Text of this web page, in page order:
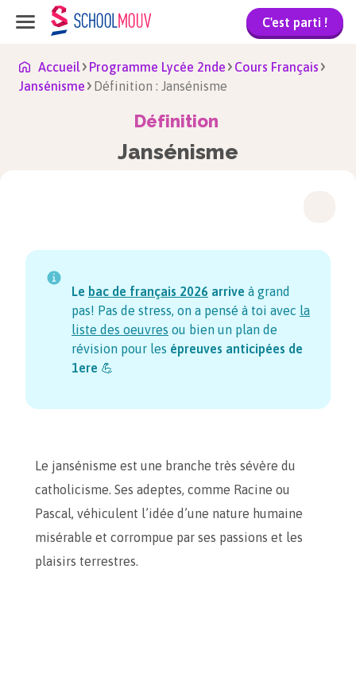
C'est parti !
Accueil Programme Lycée 2nde
Cours Français
Jansénisme
Définition : Jansénisme
Définition
Jansénisme
Le bac de français 2026 arrive à grand
pas! Pas de stress, on a pensé à toi avec la
liste des oeuvres ou bien un plan de
révision pour les épreuves anticipées de
1ere 💪
Le jansénisme est une branche très sévère du
catholicisme. Ses adeptes, comme Racine ou
Pascal, véhiculent l’idée d’une nature humaine
misérable et corrompue par ses passions et les
plaisirs terrestres.